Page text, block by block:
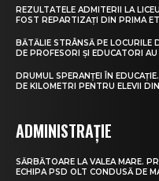
REZULTATELE ADMITERII LA
FOST REPARTIZAȚI DIN PRIMA
BĂTĂLIE STRÂNSĂ PE LOCURILE
DE PROFESORI ȘI EDUCATORI
DRUMUL SPERANȚEI ÎN
DE KILOMETRI PENTRU ELEVII
ADMINISTRAȚIE
SĂRBĂTOARE LA VALEA MARE.
ECHIPA PSD OLT CONDUSĂ DE